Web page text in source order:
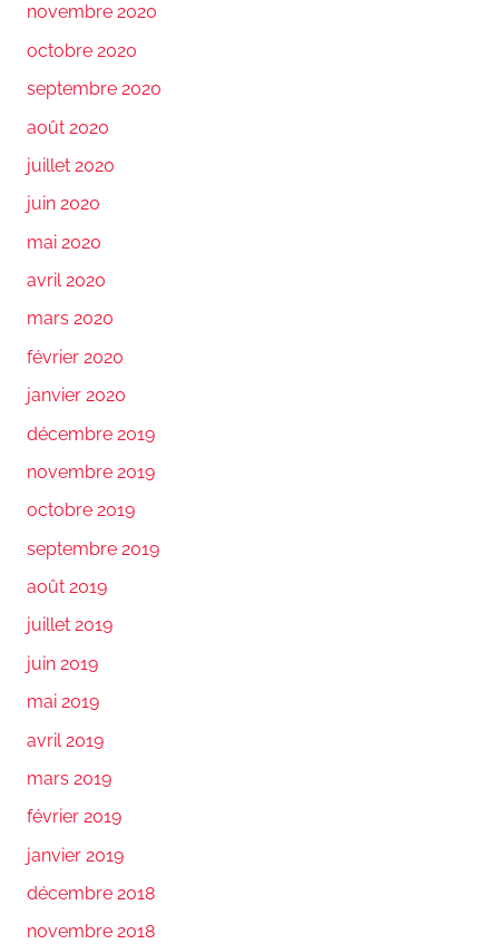
novembre 2020
octobre 2020
septembre 2020
août 2020
juillet 2020
juin 2020
mai 2020
avril 2020
mars 2020
février 2020
janvier 2020
décembre 2019
novembre 2019
octobre 2019
septembre 2019
août 2019
juillet 2019
juin 2019
mai 2019
avril 2019
mars 2019
février 2019
janvier 2019
décembre 2018
novembre 2018